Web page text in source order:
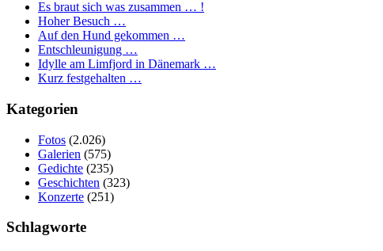
Es braut sich was zusammen … !
Hoher Besuch …
Auf den Hund gekommen …
Entschleunigung …
Idylle am Limfjord in Dänemark …
Kurz festgehalten …
Kategorien
Fotos (2.026)
Galerien (575)
Gedichte (235)
Geschichten (323)
Konzerte (251)
Schlagworte